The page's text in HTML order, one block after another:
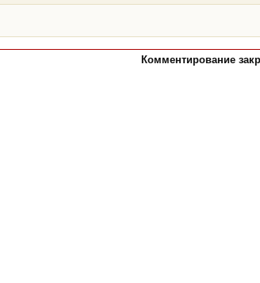
Комментирование